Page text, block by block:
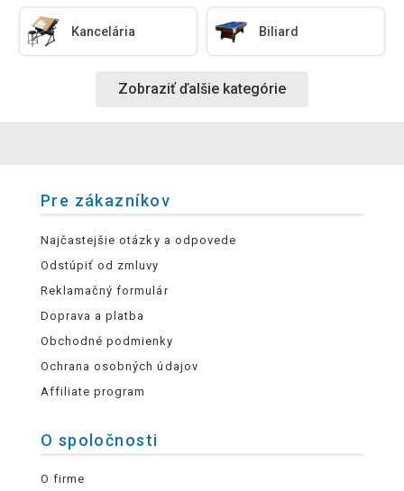
Kancelária Biliard
Zobraziť ďalšie kategórie
Pre zákazníkov
Najčastejšie otázky a odpovede
Odstúpiť od zmluvy
Reklamačný formulár
Doprava a platba
Obchodné podmienky
Ochrana osobných údajov
Affiliate program
O spoločnosti
O firme